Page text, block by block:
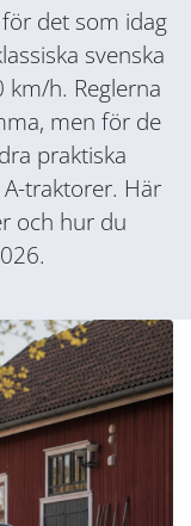
det som idag
svenska
h. Reglerna
men för de
praktiska
traktorer. Här
och hur du